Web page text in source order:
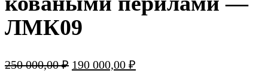
ЛМК09
250 000,00₽ Первоначальная
190 000,00 ₽